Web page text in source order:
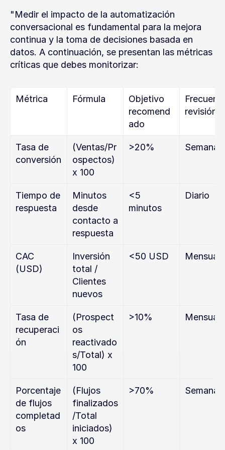
"Medir el impacto de la automatización
conversacional es fundamental para la mejora
continua y la toma de decisiones basada en
datos. A continuación, se presentan las métricas
críticas que debes monitorizar:
Métrica Fórmula
Objetivo
recomend
ado
revisión
Tasa de
conversión
(Ventas/Pr
ospectos)
x 100
>20% Semanal
Tiempo de
respuesta
Minutos
desde
contacto a
respuesta
<5
minutos
Diario
CAC
(USD)
Inversión
total /
Clientes
nuevos
<50 USD Mensual
Tasa de
recuperaci
ón
(Prospect
os
reactivado
s/Total) x
100
>10% Mensual
Porcentaje
de flujos
completad
os
(Flujos
finalizados
/Total
iniciados)
x 100
>70% Semanal